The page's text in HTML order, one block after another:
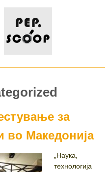
за
во Македонија
„Наука,
технологија